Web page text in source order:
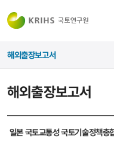
해외출장보고서
해외출장보고서
일본 국토교통성 국토기술정책